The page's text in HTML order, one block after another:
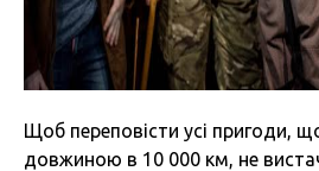
Щоб переповісти усі пригоди,
довжиною в 10 000 км, не